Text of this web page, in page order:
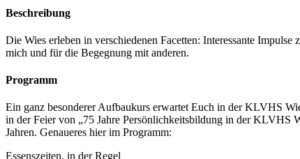
Beschreibung
Die Wies erleben in verschiedenen Facetten: Interessante
mich und für die Begegnung mit anderen.
Programm
Ein ganz besonderer Aufbaukurs erwartet Euch in der KLVHS
in der Feier von „75 Jahre Persönlichkeitsbildung in der KLVHS
Jahren. Genaueres hier im Programm:
Essenszeiten, in der Regel